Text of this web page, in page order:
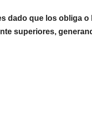
dado que los obliga o
superiores,